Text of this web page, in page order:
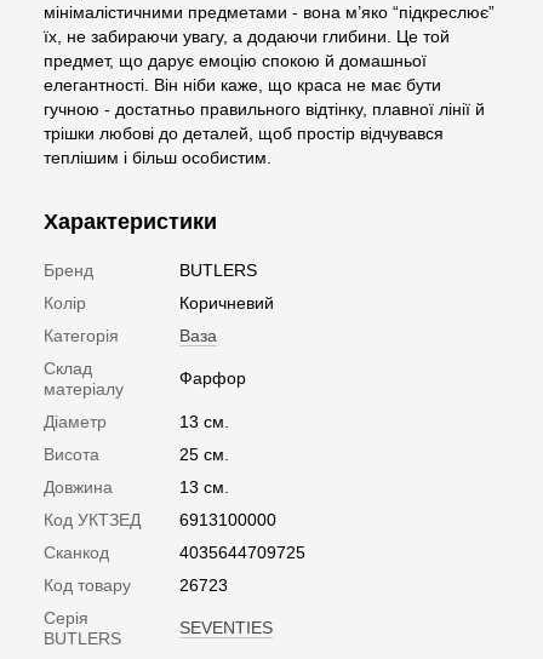
мінімалістичними предметами - вона м’яко “підкреслює”
їх, не забираючи увагу, а додаючи глибини. Це той
предмет, що дарує емоцію спокою й домашньої
елегантності. Він ніби каже, що краса не має бути
гучною - достатньо правильного відтінку, плавної лінії й
трішки любові до деталей, щоб простір відчувався
теплішим і більш особистим.
Характеристики
Бренд
BUTLERS
Колір
Коричневий
Категорія
Ваза
Склад
матеріалу
Фарфор
Діаметр
13 см.
Висота
25 см.
Довжина
13 см.
Код УКТЗЕД
6913100000
Сканкод
4035644709725
Код товару
26723
Серія
BUTLERS
SEVENTIES